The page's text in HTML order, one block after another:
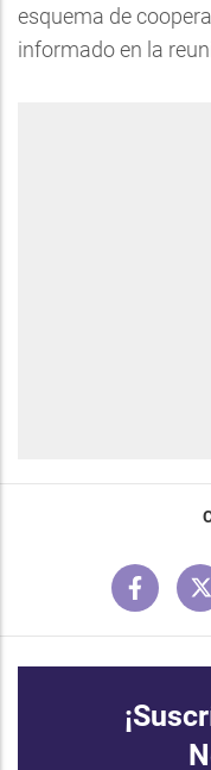
esquema de
informado en la